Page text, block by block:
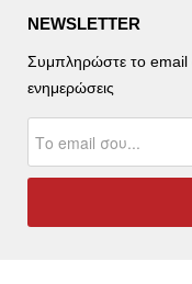
NEWSLETTER
Συμπληρώστε το email
ενημερώσεις